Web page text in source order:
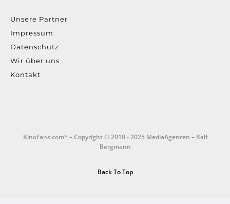
Unsere Partner
Impressum
Datenschutz
Wir über uns
Kontakt
KinoFans.com* – Copyright © 2010 - 2025 MediaAgenten – Ralf
Bergmann
Back To Top